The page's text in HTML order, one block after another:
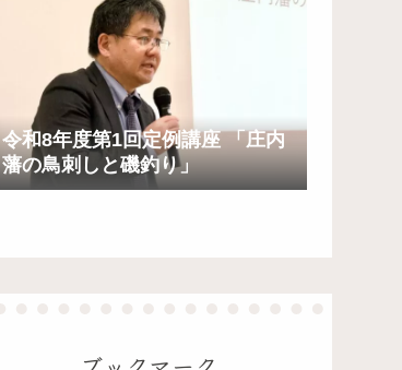
令和8年度第1回定例講座 「庄内
藩の鳥刺しと磯釣り」